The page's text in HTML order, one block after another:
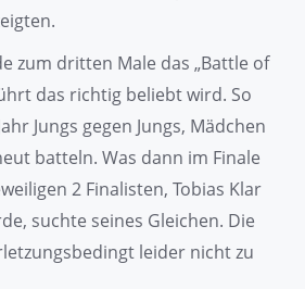
zum dritten Male das „Battle of
das richtig beliebt wird. So
Jungs gegen Jungs, Mädchen
batteln. Was dann im Finale
2 Finalisten, Tobias Klar
suchte seines Gleichen. Die
leider nicht zu